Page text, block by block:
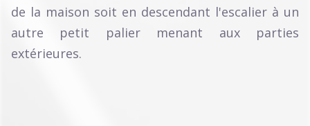
de la maison soit en descendant l'escalier à un
autre petit palier menant aux parties
extérieures.